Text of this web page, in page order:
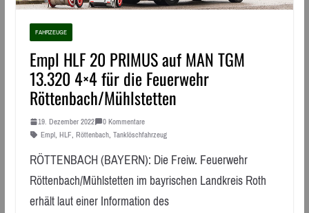
FAHRZEUGE
Empl HLF 20 PRIMUS auf MAN TGM
13.320 4×4 für die Feuerwehr
Röttenbach/Mühlstetten
19. Dezember 2022
0 Kommentare
Empl, HLF, Röttenbach, Tanklöschfahrzeug
RÖTTENBACH (BAYERN): Die Freiw. Feuerwehr
Röttenbach/Mühlstetten im bayrischen Landkreis Roth
erhält laut einer Information des